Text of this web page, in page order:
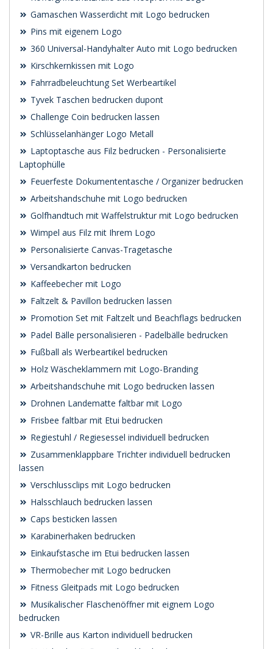
Gamaschen Wasserdicht mit Logo bedrucken
Pins mit eigenem Logo
360 Universal-Handyhalter Auto mit Logo bedrucken
Kirschkernkissen mit Logo
Fahrradbeleuchtung Set Werbeartikel
Tyvek Taschen bedrucken dupont
Challenge Coin bedrucken lassen
Schlüsselanhänger Logo Metall
Laptoptasche aus Filz bedrucken - Personalisierte
Laptophülle
Feuerfeste Dokumententasche / Organizer bedrucken
Arbeitshandschuhe mit Logo bedrucken
Golfhandtuch mit Waffelstruktur mit Logo bedrucken
Wimpel aus Filz mit Ihrem Logo
Personalisierte Canvas-Tragetasche
Versandkarton bedrucken
Kaffeebecher mit Logo
Faltzelt & Pavillon bedrucken lassen
Promotion Set mit Faltzelt und Beachflags bedrucken
Padel Bälle personalisieren - Padelbälle bedrucken
Fußball als Werbeartikel bedrucken
Holz Wäscheklammern mit Logo-Branding
Arbeitshandschuhe mit Logo bedrucken lassen
Drohnen Landematte faltbar mit Logo
Frisbee faltbar mit Etui bedrucken
Regiestuhl / Regiesessel individuell bedrucken
Zusammenklappbare Trichter individuell bedrucken
lassen
Verschlussclips mit Logo bedrucken
Halsschlauch bedrucken lassen
Caps besticken lassen
Karabinerhaken bedrucken
Einkaufstasche im Etui bedrucken lassen
Thermobecher mit Logo bedrucken
Fitness Gleitpads mit Logo bedrucken
Musikalischer Flaschenöffner mit eignem Logo
bedrucken
VR-Brille aus Karton individuell bedrucken